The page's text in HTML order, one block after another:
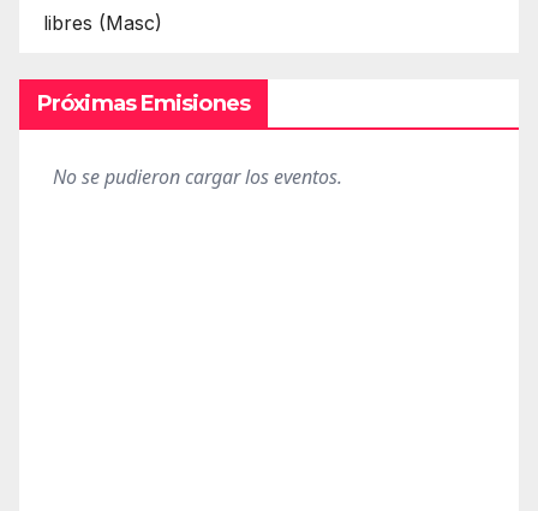
libres (Masc)
Próximas Emisiones